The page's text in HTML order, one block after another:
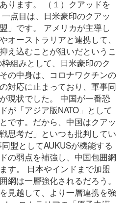
ります。 （１）クアッドを
点目は、日米豪印のクアッ
」です。 アメリカが主導し
オーストラリアと連携して、
え込むことが狙いだというこ
組みとして、日米豪印のク
の中身は、コロナワクチンの
対応に止まっており、軍事同
現状でした。 中国が一番恐
が「アジア版NATO」として
です。だから、中国はクアッ
思考だ」といつも批判してい
盟としてAUKUSが機能する
の弱点を補強し、中国包囲網
す。 日本やインドまで加盟
網は一層強化されるだろう。
見越して、より一層連携を強